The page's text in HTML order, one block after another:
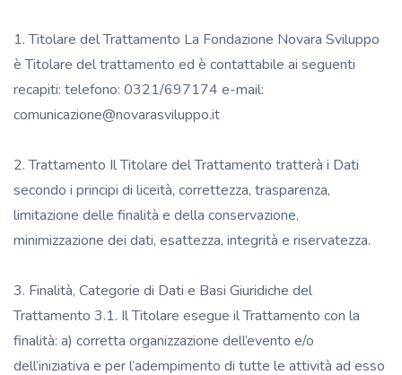
1. Titolare del Trattamento La Fondazione Novara Sviluppo
è Titolare del trattamento ed è contattabile ai seguenti
recapiti: telefono: 0321/697174 e-mail:
comunicazione@novarasviluppo.it
2. Trattamento Il Titolare del Trattamento tratterà i Dati
secondo i principi di liceità, correttezza, trasparenza,
limitazione delle finalità e della conservazione,
minimizzazione dei dati, esattezza, integrità e riservatezza.
3. Finalità, Categorie di Dati e Basi Giuridiche del
Trattamento 3.1. Il Titolare esegue il Trattamento con la
finalità: a) corretta organizzazione dell’evento e/o
dell’iniziativa e per l’adempimento di tutte le attività ad esso